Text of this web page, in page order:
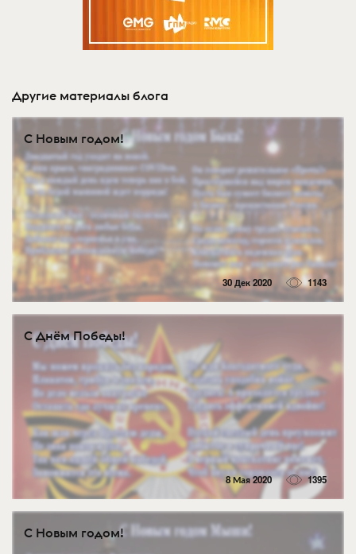
Другие материалы блога
С Новым годом!
30 Дек 2020 1143
С Днём Победы!
8 Мая 2020 1395
С Новым годом!